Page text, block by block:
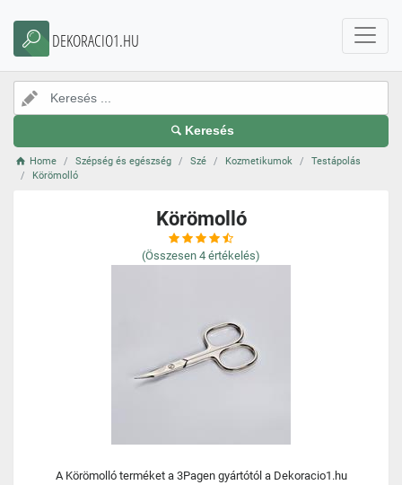
DEKORACIO1.HU
Keresés
Home Szépség és egészség Szé Kozmetikumok
Testápolás
Körömolló
Körömolló
(Összesen 4 értékelés)
A Körömolló terméket a 3Pagen gyártótól a Dekoracio1.hu